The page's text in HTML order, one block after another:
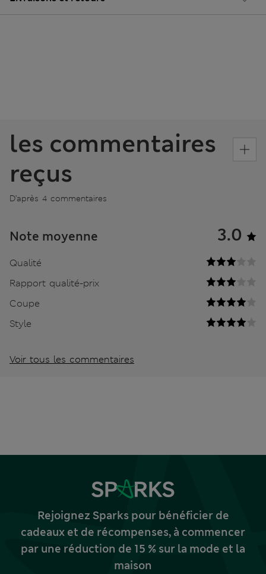
les commentaires
reçus
D’après 4 commentaires
Note moyenne 3.0
Qualité
Rapport qualité-prix
Coupe
Style
Voir tous les commentaires
Rejoignez Sparks pour bénéficier de
cadeaux et de récompenses, à commencer
par une réduction de 15 % sur la mode et la
maison